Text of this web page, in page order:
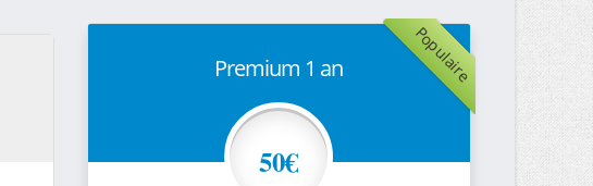
Populaire
Premium 1 an
50€